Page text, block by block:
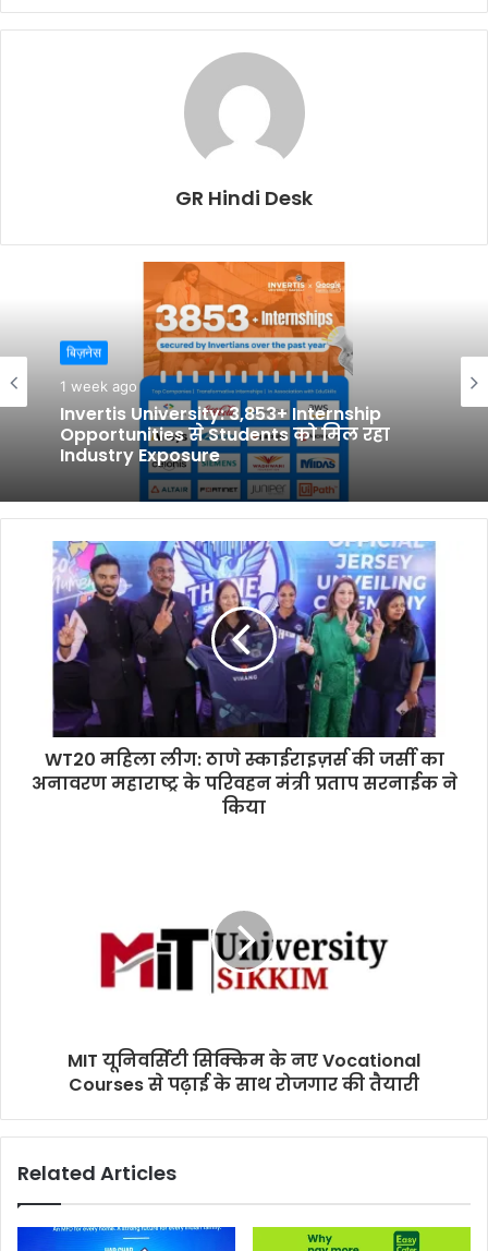
GR Hindi Desk
बिज़नेस
1 week ago
Invertis University: 3,853+ Internship
Opportunities से Students को मिल रहा
Industry Exposure
फ़ूड
1 week ago
जोगी आयुर्वेद की दो दशक लंबी यात्रा के केंद्र में
निवारक स्वास्थ्य सेवा
WT20 महिला लीग: ठाणे स्काईराइज़र्स की जर्सी का
अनावरण महाराष्ट्र के परिवहन मंत्री प्रताप सरनाईक ने
किया
MIT यूनिवर्सिटी सिक्किम के नए Vocational
Courses से पढ़ाई के साथ रोजगार की तैयारी
Related Articles